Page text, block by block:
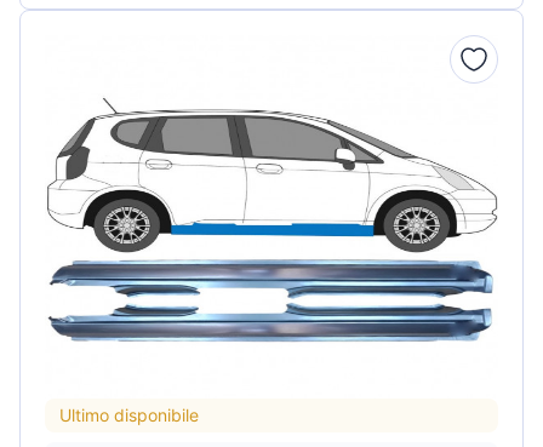
Ultimo disponibile